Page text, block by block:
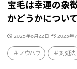
宝毛は幸運の象
かどうかについ
2025年6月22日 2025年
ノウハウ 対処法